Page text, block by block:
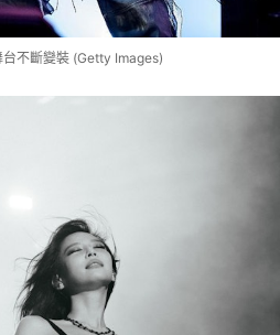
不斷變裝 (Getty Images)